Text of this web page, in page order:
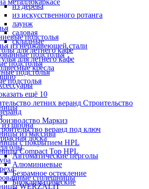
из дерева
из искусственного ротанга
лаунж
садовая
складные
для летнего кафе
для летнего кафе
кресла
ещё 10
Строительство
Маркиз
веранд под ключ
доска
Автоматические перголы
Алюминиевые
Безрамное остекление
Биоклиматические
металлокаркасе
подстолья
из нержавеющей стали
подстолья
подстолья
подстолья
подстолья
из шпона
из массива
с покрытием HPL
Сompact Top HPL
столешницы
WERZALIT